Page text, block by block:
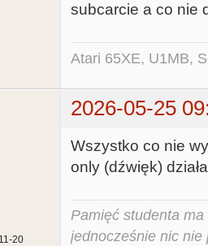
subcarcie a co nie
Atari 65XE, U1MB,
2026-05-25
20
Wszystko co nie
only (dźwięk)
Pamięć studenta
jednocześnie nic nie